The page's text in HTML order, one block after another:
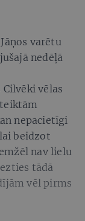
varētu
nedēļā
vēlas
nepacietīgi
beidzot
nav lielu
tādā
vēl pirms